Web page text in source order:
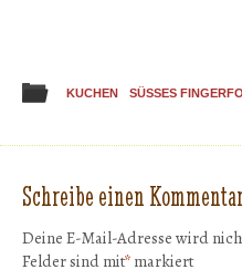
KUCHEN SÜSSES
Schreibe einen
Deine E-Mail-Adresse wird
Felder sind mit* markiert